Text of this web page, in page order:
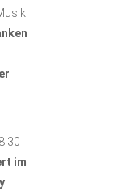
im